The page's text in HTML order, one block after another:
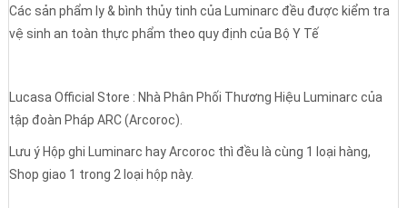
Các sản phẩm ly & bình thủy tinh của Luminarc đều được kiểm tra
vệ sinh an toàn thực phẩm theo quy định của Bộ Y Tế
Lucasa Official Store : Nhà Phân Phối Thương Hiệu Luminarc của
tập đoàn Pháp ARC (Arcoroc).
Lưu ý Hộp ghi Luminarc hay Arcoroc thì đều là cùng 1 loại hàng,
Shop giao 1 trong 2 loại hộp này.